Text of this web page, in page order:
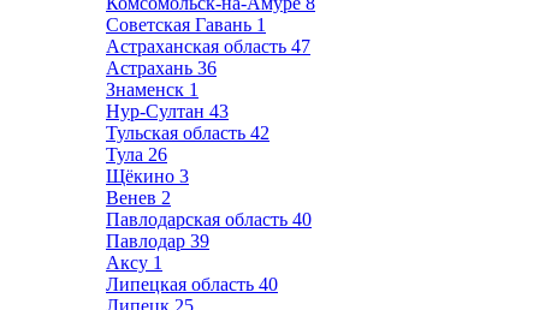
Советская Гавань 1
Астраханская область 47
Астрахань 36
Знаменск 1
Нур-Султан 43
Тульская область 42
Тула 26
Щёкино 3
Венев 2
Павлодарская область 40
Павлодар 39
Аксу 1
Липецкая область 40
Липецк 25